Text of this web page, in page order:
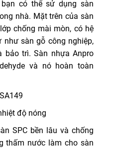
có thể sử dụng sàn
nhà. Mặt trên của sàn
chống mài mòn, có hệ
sàn gỗ công nghiệp,
bảo trì. Sàn nhựa Anpro
và nó hoàn toàn
độ nóng
SPC bền lâu và chống
thấm nước làm cho sàn